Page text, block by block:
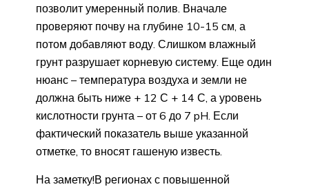
позволит умеренный полив. Вначале
проверяют почву на глубине 10-15 см, а
потом добавляют воду. Слишком влажный
грунт разрушает корневую систему. Еще один
нюанс – температура воздуха и земли не
должна быть ниже + 12 С + 14 С, а уровень
кислотности грунта – от 6 до 7 pH. Если
фактический показатель выше указанной
отметке, то вносят гашеную известь.
На заметку!В регионах с повышенной